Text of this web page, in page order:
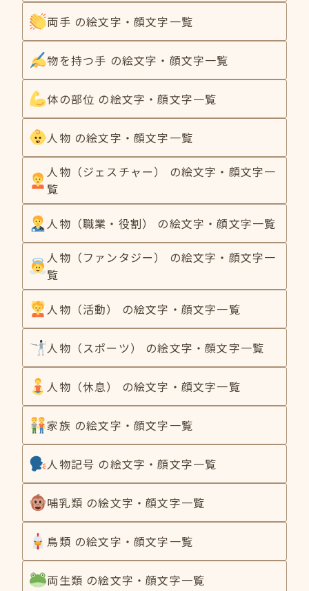
両手 の絵文字・顔文字一覧
物を持つ手 の絵文字・顔文字一覧
体の部位 の絵文字・顔文字一覧
人物 の絵文字・顔文字一覧
人物（ジェスチャー） の絵文字・顔文字一
覧
人物（職業・役割） の絵文字・顔文字一覧
人物（ファンタジー） の絵文字・顔文字一
覧
人物（活動） の絵文字・顔文字一覧
人物（スポーツ） の絵文字・顔文字一覧
人物（休息） の絵文字・顔文字一覧
家族 の絵文字・顔文字一覧
人物記号 の絵文字・顔文字一覧
哺乳類 の絵文字・顔文字一覧
鳥類 の絵文字・顔文字一覧
両生類 の絵文字・顔文字一覧